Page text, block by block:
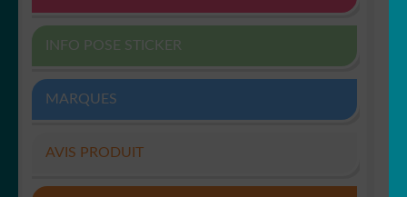
INFO POSE STICKER
MARQUES
AVIS PRODUIT